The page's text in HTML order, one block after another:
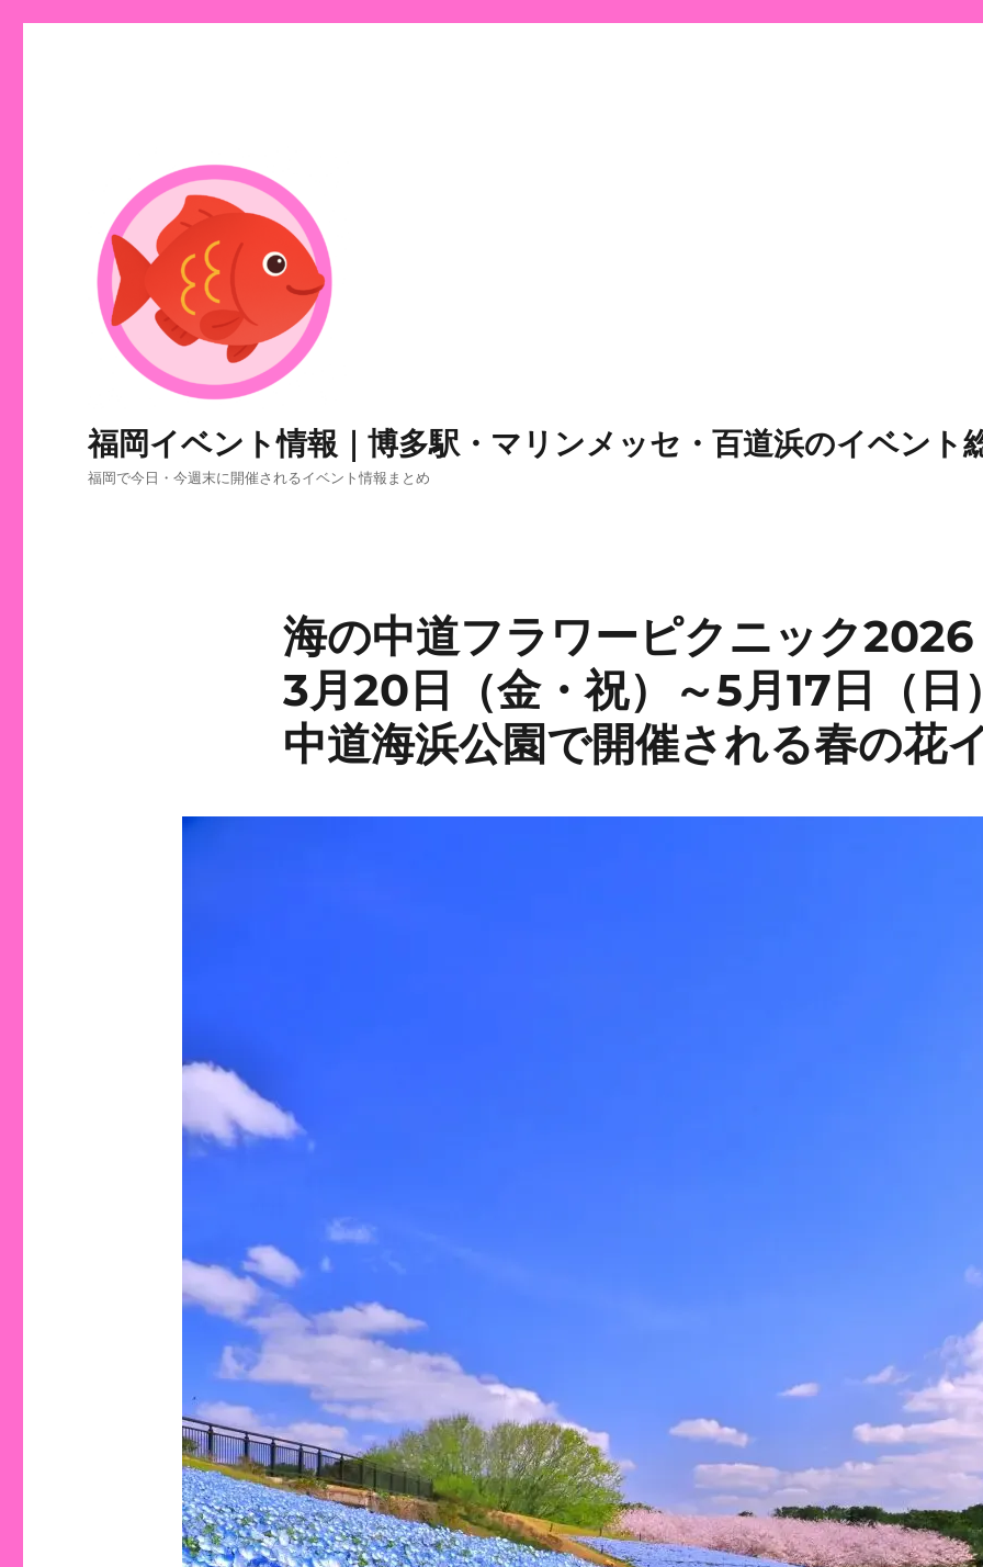
福岡イベント情報｜博多駅・マリンメッセ・百道浜のイベント
福岡で今日・今週末に開催されるイベント情報まとめ
海の中道フラワーピクニック
3月20日（金・祝）～5月17日（日
中道海浜公園で開催される春の花